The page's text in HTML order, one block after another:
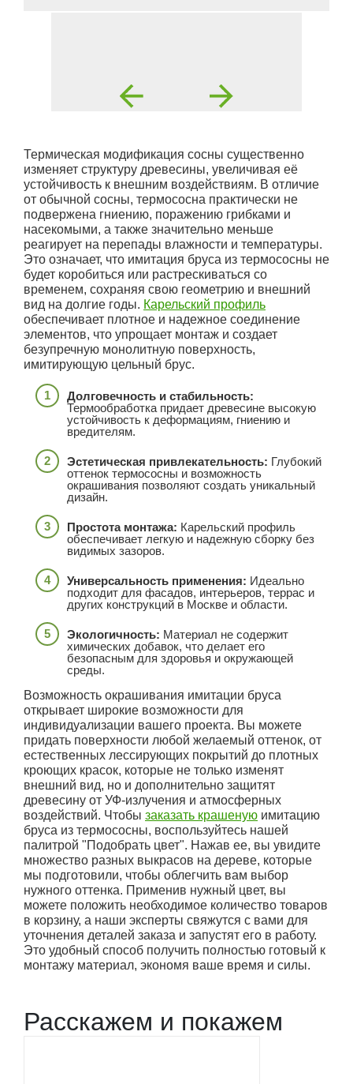
Термическая модификация сосны существенно
изменяет структуру древесины, увеличивая её
устойчивость к внешним воздействиям. В отличие
от обычной сосны, термососна практически не
подвержена гниению, поражению грибками и
насекомыми, а также значительно меньше
реагирует на перепады влажности и температуры.
Это означает, что имитация бруса из термососны не
будет коробиться или растрескиваться со
временем, сохраняя свою геометрию и внешний
вид на долгие годы. Карельский профиль
обеспечивает плотное и надежное соединение
элементов, что упрощает монтаж и создает
безупречную монолитную поверхность,
имитирующую цельный брус.
Долговечность и стабильность:
Термообработка придает древесине высокую
устойчивость к деформациям, гниению и
вредителям.
Эстетическая привлекательность: Глубокий
оттенок термососны и возможность
окрашивания позволяют создать уникальный
дизайн.
Простота монтажа: Карельский профиль
обеспечивает легкую и надежную сборку без
видимых зазоров.
Универсальность применения: Идеально
подходит для фасадов, интерьеров, террас и
других конструкций в Москве и области.
Экологичность: Материал не содержит
химических добавок, что делает его
безопасным для здоровья и окружающей
среды.
Возможность окрашивания имитации бруса
открывает широкие возможности для
индивидуализации вашего проекта. Вы можете
придать поверхности любой желаемый оттенок, от
естественных лессирующих покрытий до плотных
кроющих красок, которые не только изменят
внешний вид, но и дополнительно защитят
древесину от УФ-излучения и атмосферных
воздействий. Чтобы заказать крашеную имитацию
бруса из термососны, воспользуйтесь нашей
палитрой "Подобрать цвет". Нажав ее, вы увидите
множество разных выкрасов на дереве, которые
мы подготовили, чтобы облегчить вам выбор
нужного оттенка. Применив нужный цвет, вы
можете положить необходимое количество товаров
в корзину, а наши эксперты свяжутся с вами для
уточнения деталей заказа и запустят его в работу.
Это удобный способ получить полностью готовый к
монтажу материал, экономя ваше время и силы.
Расскажем и покажем